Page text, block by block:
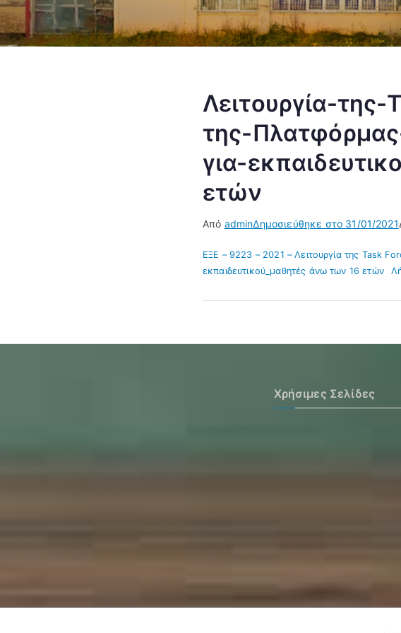
Λειτουργία-
της-
για-
ετών
Από adminΔημοσιεύθηκε στο 31/01/2021
ΕΞΕ – 9223 – 2021 – Λειτουργία της Task
εκπαιδευτικού_μαθητές άνω των 16 ετών
Χρήσιμες Σελίδες